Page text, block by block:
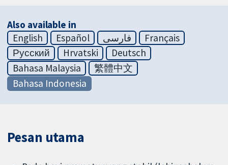
Also available in
English
Español فارسی
Français
Русский
Hrvatski
Deutsch
Bahasa Malaysia
繁體中文
Bahasa Indonesia
Pesan utama